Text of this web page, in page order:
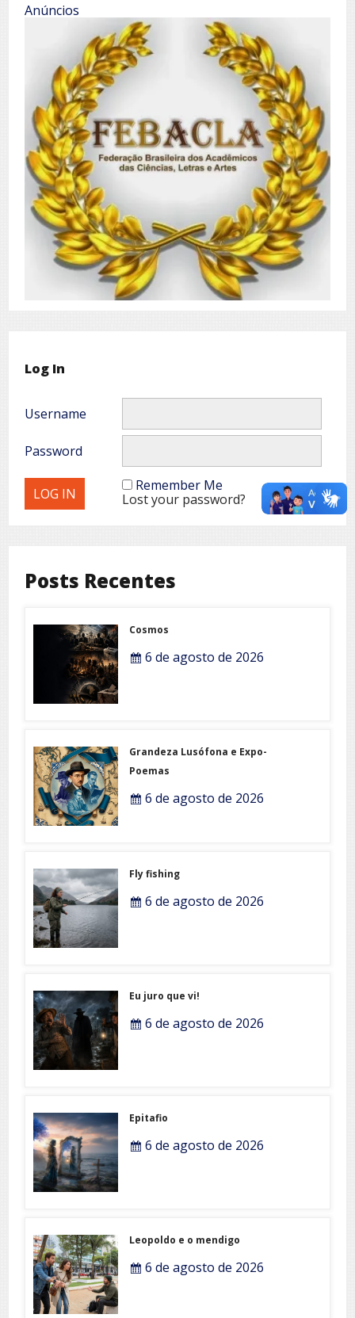
Anúncios
Log In
Username
Password
Remember Me
Lost your password?
Posts Recentes
Cosmos
6 de agosto de 2026
Grandeza Lusófona e Expo-
Poemas
6 de agosto de 2026
Fly fishing
6 de agosto de 2026
Eu juro que vi!
6 de agosto de 2026
Epitafio
6 de agosto de 2026
Leopoldo e o mendigo
6 de agosto de 2026